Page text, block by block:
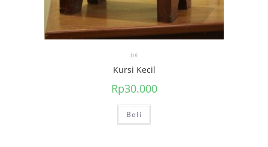
bk
Kursi Kecil
Rp30.000
Beli